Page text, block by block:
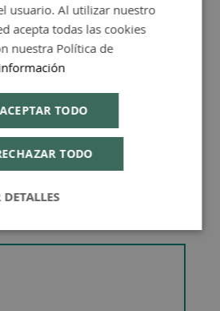
Compra Producto
ENGLISH
usuario. Al utilizar nuestro
acepta todas las cookies
nuestra Política de
ACEPTAR TODO
TODO